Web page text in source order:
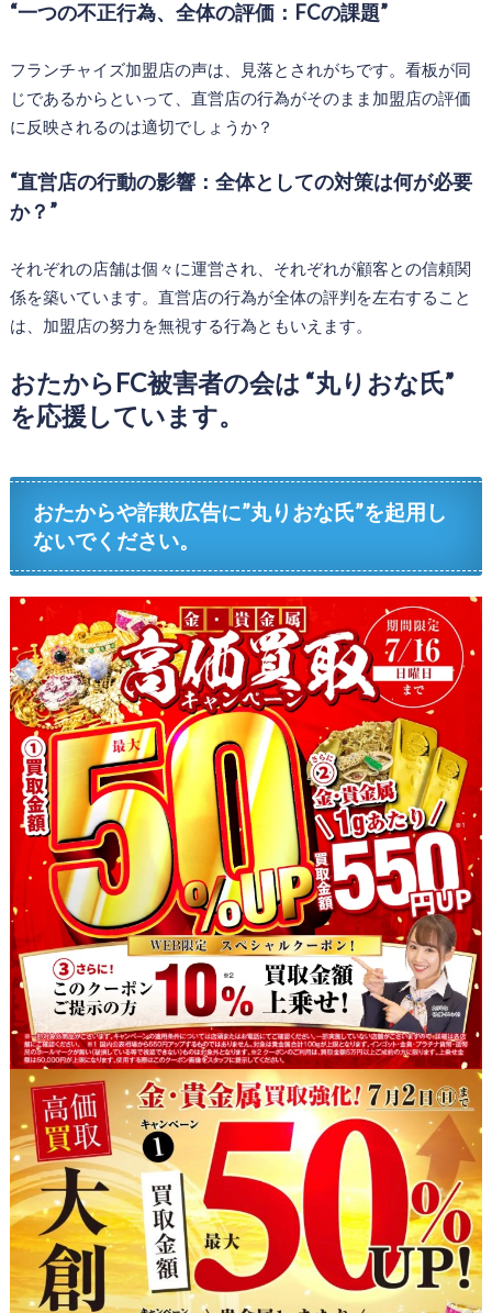
“一つの不正行為、全体の評価：FCの課題”
フランチャイズ加盟店の声は、見落とされがちです。看板が同
じであるからといって、直営店の行為がそのまま加盟店の評価
に反映されるのは適切でしょうか？
“直営店の行動の影響：全体としての対策は何が必要
か？”
それぞれの店舗は個々に運営され、それぞれが顧客との信頼関
係を築いています。直営店の行為が全体の評判を左右すること
は、加盟店の努力を無視する行為ともいえます。
おたからFC被害者の会は “丸りおな氏”
を応援しています。
おたからや詐欺広告に”丸りおな氏”を起用し
ないでください。